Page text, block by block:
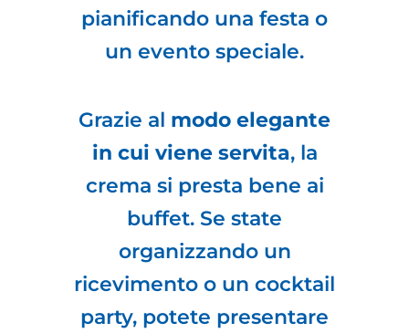
pianificando una festa o
un evento speciale.
Grazie al modo elegante
in cui viene servita, la
crema si presta bene ai
buffet. Se state
organizzando un
ricevimento o un cocktail
party, potete presentare